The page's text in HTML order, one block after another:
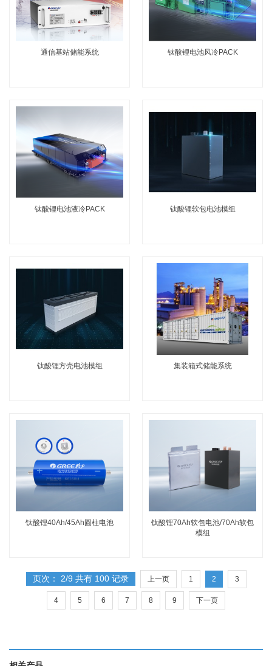
通信基站储能系统 钛酸锂电池风冷PACK
钛酸锂电池液冷PACK 钛酸锂软包电池模组
钛酸锂方壳电池模组 集装箱式储能系统
钛酸锂40Ah/45Ah圆柱电池
钛酸锂70Ah软包电池/70Ah软包
模组
页次： 2/9 共有 100 记录 上一页 1 2 3
4 5 6 7 8 9 下一页